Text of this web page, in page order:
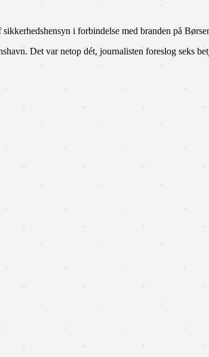
i forbindelse med branden på
Det var netop dét, journalisten foreslog seks